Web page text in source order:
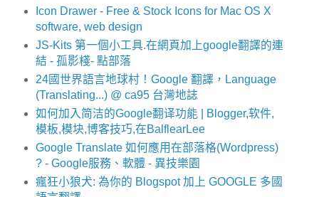
Icon Drawer - Free & Stock Icons for Mac OS X
software, web design
JS-Kits 第一個小工具.在網頁加上google翻譯的連
結 - 孤影棧- 點部落
24國世界語言地球村！Google 翻譯，Language
(Translating...) @ ca95 台灣地誌
如何加入简洁的Google翻译功能 | Blogger,软件,
模板,模块,博客技巧,在BalflearLee
Google Translate 如何應用在部落格(Wordpress)
? - Google服務、軟體 - 異技樂園
瘋狂小狼犬: 為你的 Blogspot 加上 GOOGLE 多國